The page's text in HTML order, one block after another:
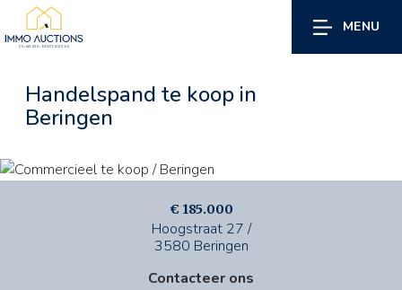
MENU
Handelspand te koop in
Beringen
€ 185.000
Hoogstraat 27 /
3580 Beringen
Contacteer ons